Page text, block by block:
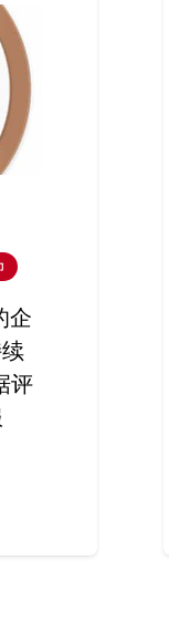
企
评
产品